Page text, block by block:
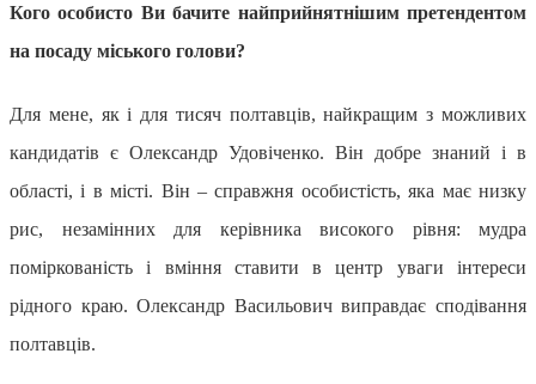
Кого особисто Ви бачите найприйнятнішим претендентом
на посаду міського голови?
Для мене, як і для тисяч полтавців, найкращим з можливих
кандидатів є Олександр Удовіченко. Він добре знаний і в
області, і в місті. Він – справжня особистість, яка має низку
рис, незамінних для керівника високого рівня: мудра
поміркованість і вміння ставити в центр уваги інтереси
рідного краю. Олександр Васильович виправдає сподівання
полтавців.